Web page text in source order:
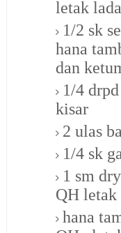
letak
1/2 sk
hana
dan
1/4
kisar
2 ulas
1/4 sk
1 sm
QH letak
hana